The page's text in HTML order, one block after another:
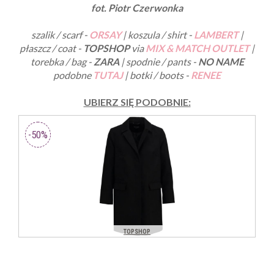
fot. Piotr Czerwonka
szalik / scarf - ORSAY| koszula / shirt - LAMBERT|
płaszcz / coat - TOPSHOPviaMIX & MATCH OUTLET|
torebka / bag - ZARA| spodnie / pants - NO NAME
podobne TUTAJ| botki / boots - RENEE
UBIERZ SIĘ PODOBNIE: